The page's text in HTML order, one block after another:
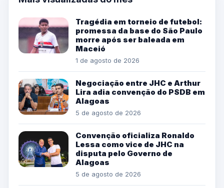
Tragédia em torneio de futebol:
promessa da base do São Paulo
morre após ser baleada em
Maceió
1 de agosto de 2026
Negociação entre JHC e Arthur
Lira adia convenção do PSDB em
Alagoas
5 de agosto de 2026
Convenção oficializa Ronaldo
Lessa como vice de JHC na
disputa pelo Governo de
Alagoas
5 de agosto de 2026